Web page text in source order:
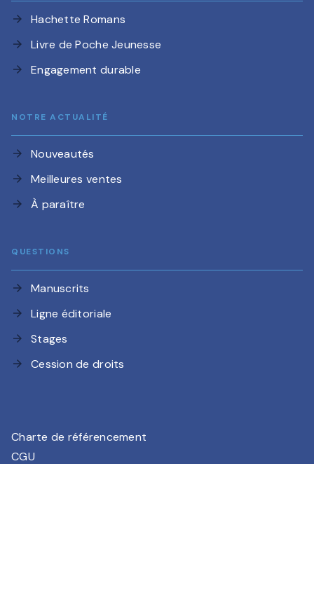
arrow_forward Hachette Romans
arrow_forward Livre de Poche Jeunesse
arrow_forward Engagement durable
NOTRE ACTUALITÉ
arrow_forward Nouveautés
arrow_forward Meilleures ventes
arrow_forward À paraître
QUESTIONS
arrow_forward Manuscrits
arrow_forward Ligne éditoriale
arrow_forward Stages
arrow_forward Cession de droits
Charte de référencement
CGU